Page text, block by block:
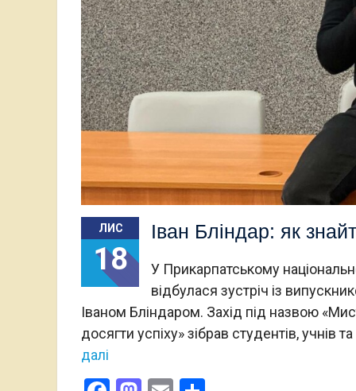
ЛИС
18
Іван Бліндар: як
У Прикарпатському
відбулася зустріч із
Іваном Бліндаром. Захід під назвою
досягти успіху» зібрав студентів, учнів
далі